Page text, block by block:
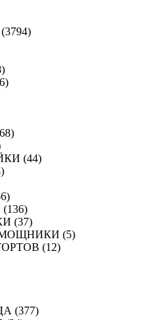
(44)
(37)
(5)
(12)
(377)